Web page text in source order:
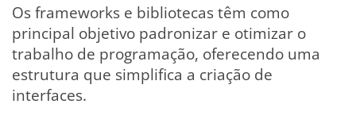
Os frameworks e bibliotecas têm como
principal objetivo padronizar e otimizar o
trabalho de programação, oferecendo uma
estrutura que simplifica a criação de
interfaces.